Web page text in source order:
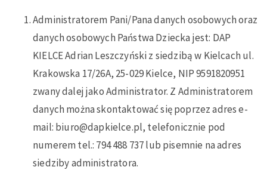
Administratorem Pani/Pana danych osobowych oraz
danych osobowych Państwa Dziecka jest: DAP
KIELCE Adrian Leszczyński z siedzibą w Kielcach ul.
Krakowska 17/26A, 25-029 Kielce, NIP 9591820951
zwany dalej jako Administrator. Z Administratorem
danych można skontaktować się poprzez adres e-
mail: biuro@dapkielce.pl, telefonicznie pod
numerem tel.: 794 488 737 lub pisemnie na adres
siedziby administratora.